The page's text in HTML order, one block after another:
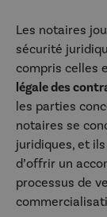
Les notaires
sécurité
compris celles
légale des
les parties
notaires se
juridiques, et
d’offrir un
processus de